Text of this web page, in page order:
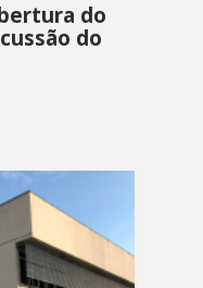
do
do